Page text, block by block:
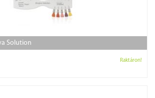
Solution
Raktáron!